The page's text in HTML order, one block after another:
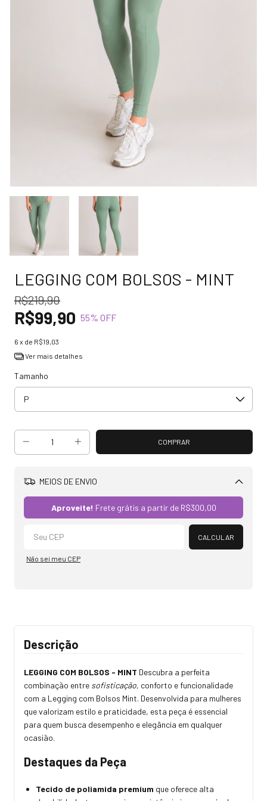
LEGGING COM BOLSOS - MINT
R$219,90
R$99,90 55% OFF
6 x de R$19,03
Ver mais detalhes
Tamanho
MEIOS DE ENVIO
Aproveite! Frete grátis a partir de R$300,00
CALCULAR
Não sei meu CEP
Descrição
LEGGING COM BOLSOS - MINT Descubra a perfeita
combinação entre sofisticação, conforto e funcionalidade
com a Legging com Bolsos Mint. Desenvolvida para mulheres
que valorizam estilo e praticidade, esta peça é essencial
para quem busca desempenho e elegância em qualquer
ocasião.
Destaques da Peça
Tecido de poliamida premium que oferece alta